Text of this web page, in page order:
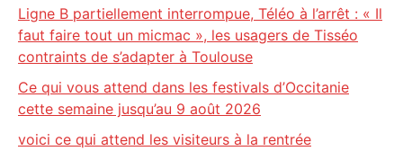
Ligne B partiellement interrompue, Téléo à l’arrêt : « Il
faut faire tout un micmac », les usagers de Tisséo
contraints de s’adapter à Toulouse
Ce qui vous attend dans les festivals d’Occitanie
cette semaine jusqu’au 9 août 2026
voici ce qui attend les visiteurs à la rentrée